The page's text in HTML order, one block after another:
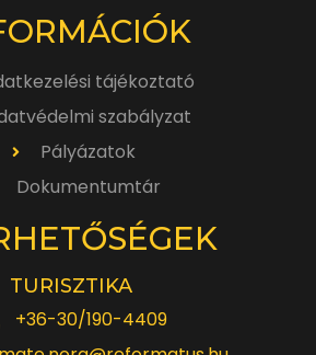
tájékoztató
szabályzat
Pályázatok
Dokumentumtár
TURISZTIKA
+36-30/190-4409